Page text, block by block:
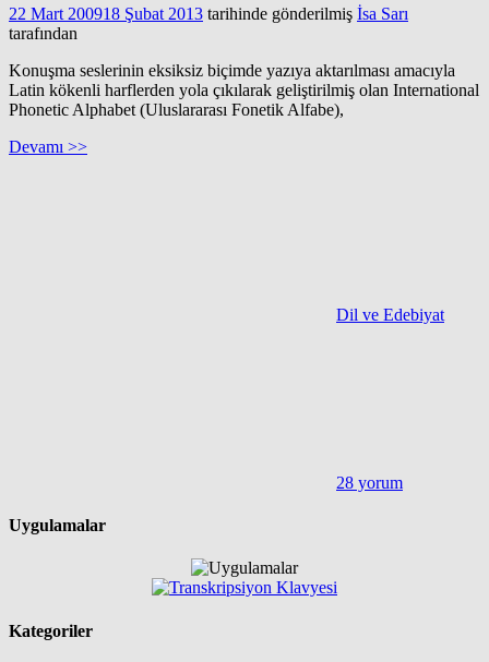
22 Mart 200918 Şubat 2013 tarihinde gönderilmiş İsa Sarı
tarafından
Konuşma seslerinin eksiksiz biçimde yazıya aktarılması amacıyla
Latin kökenli harflerden yola çıkılarak geliştirilmiş olan International
Phonetic Alphabet (Uluslararası Fonetik Alfabe),
Devamı >>
Dil ve Edebiyat
28 yorum
Uygulamalar
Kategoriler